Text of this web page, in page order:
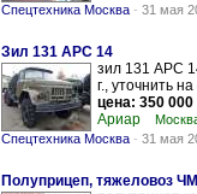
Спецтехника Москва - 31 мая
Зил 131 АРС 14
зил 131 АРС
г., уточнить
цена: 350 000
Ариар
Спецтехника Москва - 31 мая
Полуприцеп, тяжеловоз